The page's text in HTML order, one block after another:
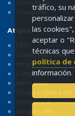
Cómo llegar
Transporte
Atajos
CRAI
Correo electrónico
Intranet
Campus virtual
Normativas
Oficina Logística del
Secretaría de
Llengües URV
tráfico, su
las
aceptar o
técnicas
política de
información.